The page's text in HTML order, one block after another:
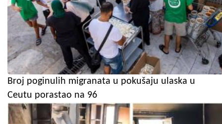
Broj poginulih migranata u pokušaju ulaska u
Ceutu porastao na 96